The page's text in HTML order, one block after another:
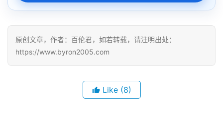
原创文章，作者：百伦君，如若转载，请注明出处：
https://www.byron2005.com
Like (8)